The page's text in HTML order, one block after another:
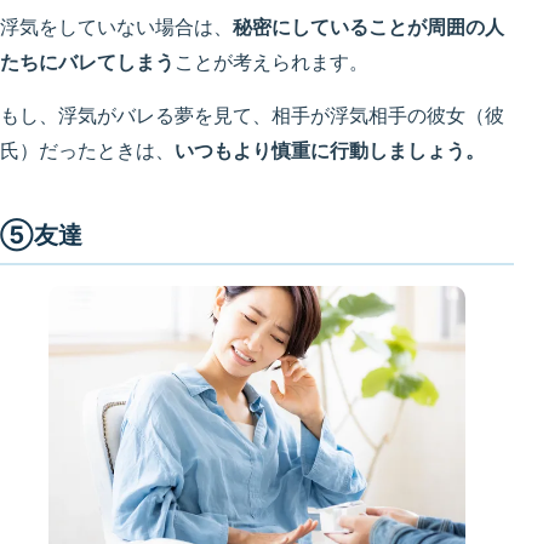
浮気をしていない場合は、 秘密にしていることが周囲の人
たちにバレてしまう ことが考えられます。
もし、浮気がバレる夢を見て、相手が浮気相手の彼女（彼
氏）だったときは、 いつもより慎重に行動しましょう。
⑤友達